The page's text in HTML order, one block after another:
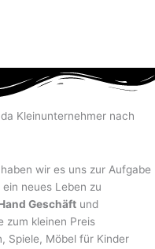
Kleinunternehmer nach
wir es uns zur Aufgabe
ein neues Leben zu
Geschäft und
zum kleinen Preis
Spiele, Möbel für Kinder